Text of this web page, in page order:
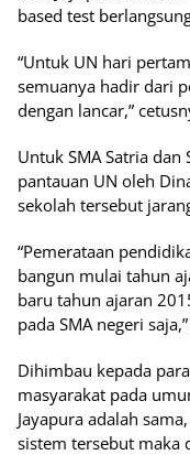
based test
“Untuk UN hari
semuanya hadir dari
dengan lancar,”
Untuk SMA Satria
pantauan UN oleh
sekolah tersebut
“Pemerataan
bangun mulai tahun
baru tahun ajaran
pada SMA negeri
Dihimbau kepada
masyarakat pada
Jayapura adalah
sistem tersebut maka